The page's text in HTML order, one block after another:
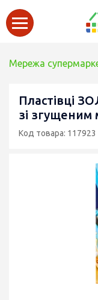
Мережа
Пластівці
зі згущеним
Код товара: 117923